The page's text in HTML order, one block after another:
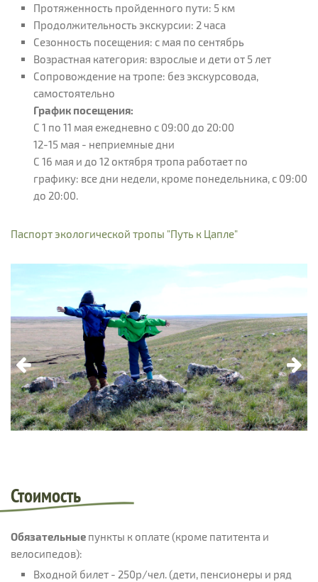
Протяженность пройденного пути: 5 км
Продолжительность экскурсии: 2 часа
Сезонность посещения: с мая по сентябрь
Возрастная категория: взрослые и дети от 5 лет
Сопровождение на тропе: без экскурсовода,
самостоятельно
График посещения:
С 1 по 11 мая ежедневно с 09:00 до 20:00
12-15 мая - неприемные дни
С 16 мая и до 12 октября тропа работает по
графику: все дни недели, кроме понедельника, с 09:00
до 20:00.
Паспорт экологической тропы "Путь к Цапле"
Стоимость
Обязательные пункты к оплате (кроме патитента и
велосипедов):
Входной билет - 250р/чел. (дети, пенсионеры и ряд